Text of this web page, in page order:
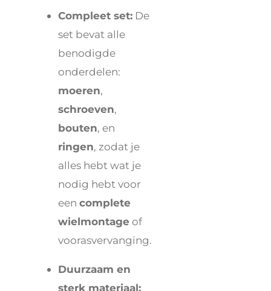
Compleet set: De
set bevat alle
benodigde
onderdelen:
moeren,
schroeven,
bouten, en
ringen, zodat je
alles hebt wat je
nodig hebt voor
een complete
wielmontage of
voorasvervanging.
Duurzaam en
sterk materiaal: